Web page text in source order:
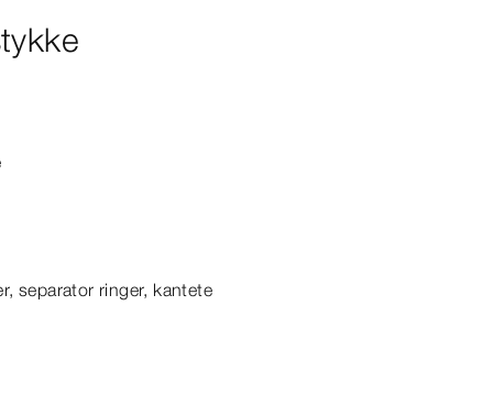
separator ringer, kantete